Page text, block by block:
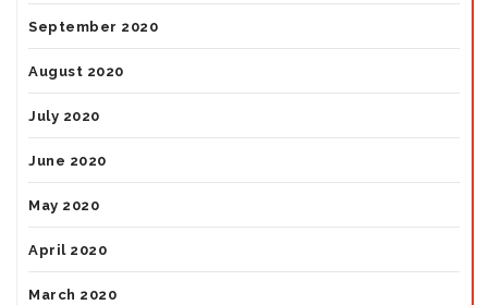
September 2020
August 2020
July 2020
June 2020
May 2020
April 2020
March 2020